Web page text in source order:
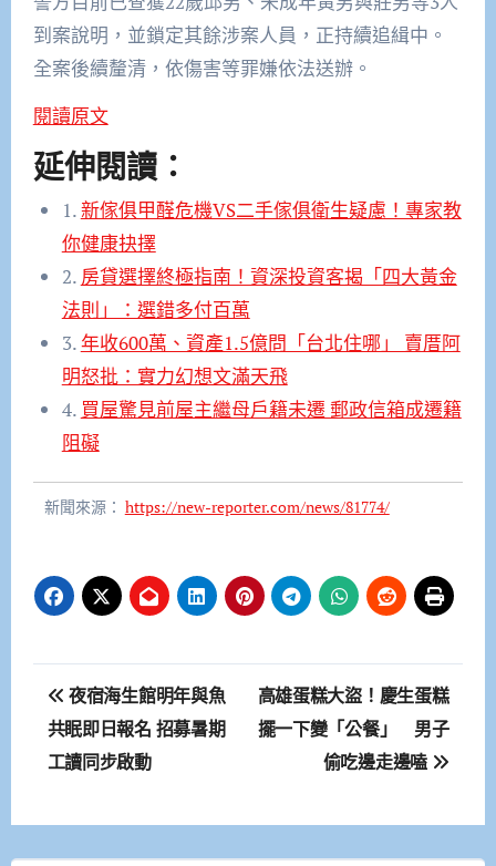
到案說明，並鎖定其餘涉案人員，正持續追緝中。
全案後續釐清，依傷害等罪嫌依法送辦。
閱讀原文
延伸閱讀：
1.新傢俱甲醛危機VS二手傢俱衛生疑慮！專家教
你健康抉擇
2. 房貸選擇終極指南！資深投資客揭「四大黃金
法則」：選錯多付百萬
3.年收600萬、資產1.5億問「台北住哪」 賣厝阿
明怒批：實力幻想文滿天飛
4. 買屋驚見前屋主繼母戶籍未遷 郵政信箱成遷籍
阻礙
新聞來源： https://new-reporter.com/news/81774/
文
章
導
覽
夜宿海生館明年與魚
共眠即日報名 招募暑期
工讀同步啟動
高雄蛋糕大盜！慶生蛋糕
擺一下變「公餐」 男子
偷吃邊走邊嗑